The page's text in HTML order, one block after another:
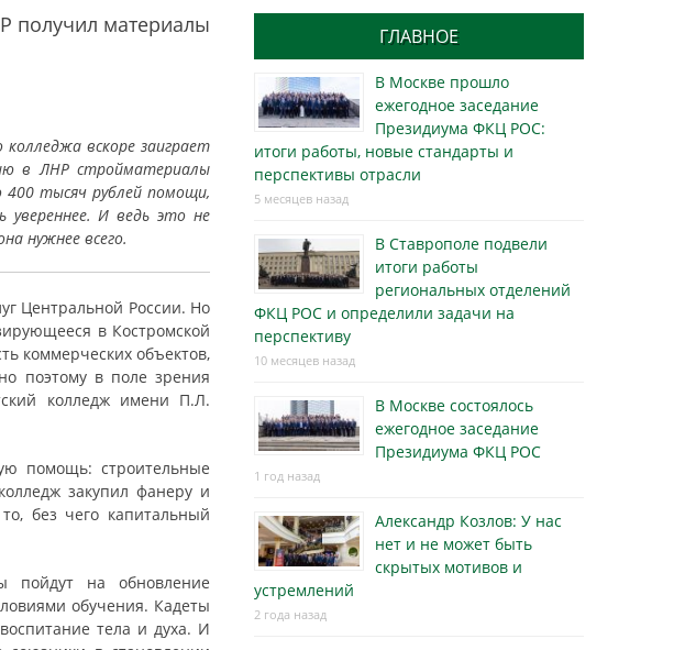
получил материалы
колледжа вскоре заиграет
в ЛНР стройматериалы
400 тысяч рублей помощи,
И ведь это не
нужнее всего.
Центральной России. Но
в Костромской
коммерческих объектов,
поэтому в поле зрения
колледж имени П.Л.
помощь: строительные
закупил фанеру и
без чего капитальный
пойдут на обновление
обучения. Кадеты
тела и духа. И
ГЛАВНОЕ
В Москве прошло
ежегодное заседание
Президиума ФКЦ РОС:
итоги работы, новые стандарты и
перспективы отрасли
5 месяцев назад
В Ставрополе подвели
итоги работы
региональных отделений
ФКЦ РОС и определили задачи на
перспективу
10 месяцев назад
В Москве состоялось
ежегодное заседание
Президиума ФКЦ РОС
1 год назад
Александр Козлов: У нас
нет и не может быть
скрытых мотивов и
устремлений
2 года назад